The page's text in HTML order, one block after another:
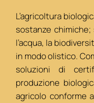
L’agricoltura
sostanze
l’acqua, la
in modo olistico.
soluzioni di
produzione
agricolo conforme